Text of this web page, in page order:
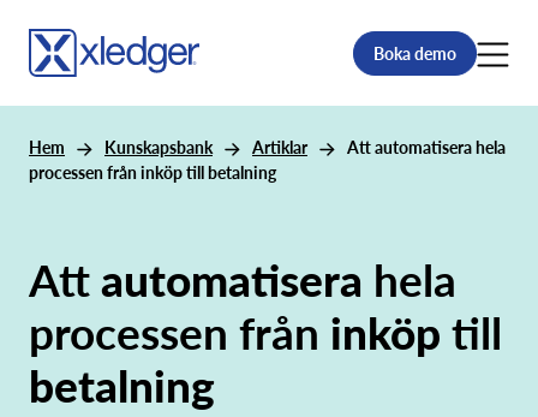
Boka demo
Hem Kunskapsbank Artiklar
Att automatisera hela
processen från inköp till betalning
Attautomatisera hela
processen från inköptill
betalning